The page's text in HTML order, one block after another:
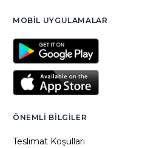
MOBIL UYGULAMALAR
ÖNEMLI BILGILER
Teslimat Koşulları